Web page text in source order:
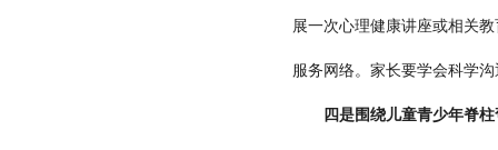
展一次心理健康讲座或相关
服务网络。家长要学会科学
四是围绕儿童青少年脊